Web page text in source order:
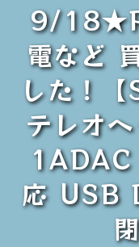
9/
電など
した！
テレオ
1ADAC
応 USB